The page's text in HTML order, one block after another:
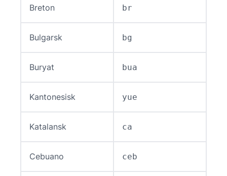
Breton br
Bulgarsk bg
Buryat bua
Kantonesisk yue
Katalansk ca
Cebuano ceb